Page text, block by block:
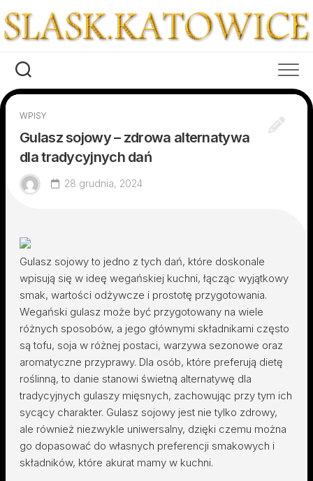
to
content
WPISY
Gulasz sojowy – zdrowa alternatywa
dla tradycyjnych dań
28 grudnia, 2024
Gulasz sojowy to jedno z tych dań, które doskonale
wpisują się w ideę wegańskiej kuchni, łącząc wyjątkowy
smak, wartości odżywcze i prostotę przygotowania.
Wegański gulasz może być przygotowany na wiele
różnych sposobów, a jego głównymi składnikami często
są tofu, soja w różnej postaci, warzywa sezonowe oraz
aromatyczne przyprawy. Dla osób, które preferują dietę
roślinną, to danie stanowi świetną alternatywę dla
tradycyjnych gulaszy mięsnych, zachowując przy tym ich
sycący charakter. Gulasz sojowy jest nie tylko zdrowy,
ale również niezwykle uniwersalny, dzięki czemu można
go dopasować do własnych preferencji smakowych i
składników, które akurat mamy w kuchni.